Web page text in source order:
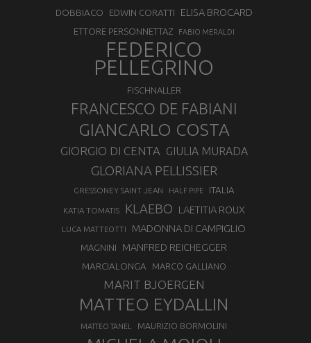
DOBBIACO EDWIN CORATTI ELISA BROCARD
ETTORE PERSONNETTAZ FABIO MERALDI
FEDERICO
PELLEGRINO
FISCHNALLER
FRANCESCO DE FABIANI
GIANCARLO COSTA
GIORGIO DI CENTA GIULIA MURADA
GLORIANA PELLISSIER
GRESSONEY SAINT JEAN HALF PIPE ITALIA
KATIA TOMATIS KLAEBO LAETITIA ROUX
LUCA MATTEOTTI MADONNA DI CAMPIGLIO
MAGNINI MANFRED REICHEGGER
MARCIALONGA MARCO GALLIANO
MARIT BJOERGEN
MATTEO EYDALLIN
MATTEO TANEL MAURIZIO BORMOLINI